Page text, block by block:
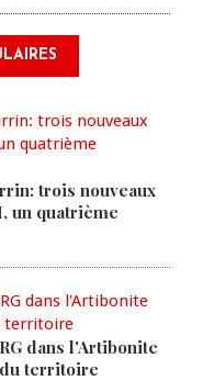
trois nouveaux
un quatrième
dans l'Artibonite
territoire